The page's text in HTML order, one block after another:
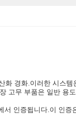
화 경화.이러한 시스
고무 부품은 일반 용
인증됩니다.이 인증